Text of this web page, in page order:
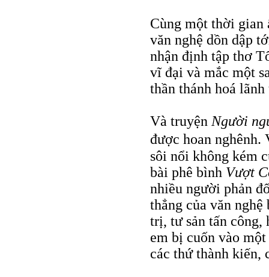
Cùng một thời gian
văn nghệ dồn dập
nhận định tập thơ
vĩ đại và mắc một
thần thánh hoá lãnh
Và truyện Người
được hoan
sôi nổi không kém
bài phê bình Vượt
nhiều người phản
thẳng của văn
trị, tư sản tấn
em bị cuốn vào
các thứ thành kiến,